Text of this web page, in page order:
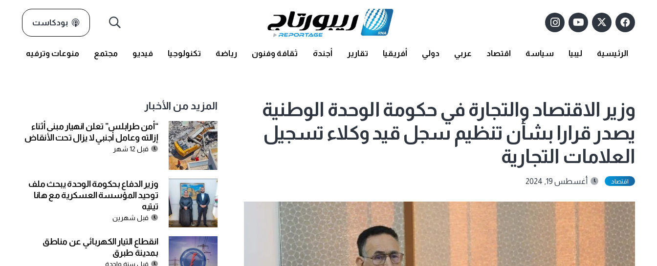
بودكاست
الرئيسية ليبيا سياسة اقتصاد عربي دولي أفريقيا تقارير أجندة ثقافة وفنون رياضة تكنولوجيا فيديو مجتمع منوعات وترفيه
وزير الاقتصاد والتجارة في حكومة الوحدة الوطنية
يصدر قرارا بشأن تنظيم سجل قيد وكلاء تسجيل
العلامات التجارية
اقتصاد أغسطس 19, 2024
المزيد من الأخبار
“أمن طرابلس” تعلن انهيار مبنى أثناء
إزالته وعامل أجنبي لا يزال تحت الأنقاض
قبل 12 شهر
وزير الدفاع بحكومة الوحدة يبحث ملف
توحيد المؤسسة العسكرية مع هانا
تيتيه
قبل شهرين
انقطاع التيار الكهربائي عن مناطق
بمدينة طبرق
قبل سنة واحدة